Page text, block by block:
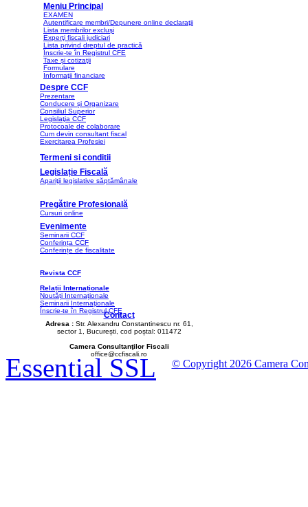
Meniu Principal
EXAMEN
Autentificare membri/Depunere online declaraţii
Lista membrilor excluşi
Experţi fiscali judiciari
Lista privind dreptul de practică
Înscrie-te în Registrul CFE
Taxe și cotizaţii
Formulare
Informaţii financiare
Despre CCF
Prezentare
Conducere și Organizare
Consiliul Superior
Legislaţia CCF
Protocoale de colaborare
Cum devin consultant fiscal
Exercitarea Profesiei
Termeni si conditii
Legislație Fiscală
Apariţii legislative săptămânale
Pregătire Profesională
Cursuri online
Evenimente
Seminarii CCF
Conferința CCF
Conferințe de fiscalitate
Revista CCF
Relații Internaționale
Noutăți Internaționale
Seminarii Internaţionale
Înscrie-te în Registrul CFE
Contact
Adresa : Str. Alexandru Constantinescu nr. 61,
sector 1, București, cod poștal: 011472
Camera Consultanţilor Fiscali
office@ccfiscali.ro
© Copyright 2026 Camera
Essential SSL